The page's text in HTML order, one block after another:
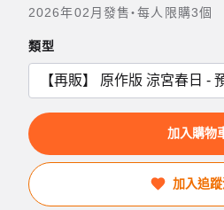
2026年02月發售・每人限購3個
類型
加入購物
加入追